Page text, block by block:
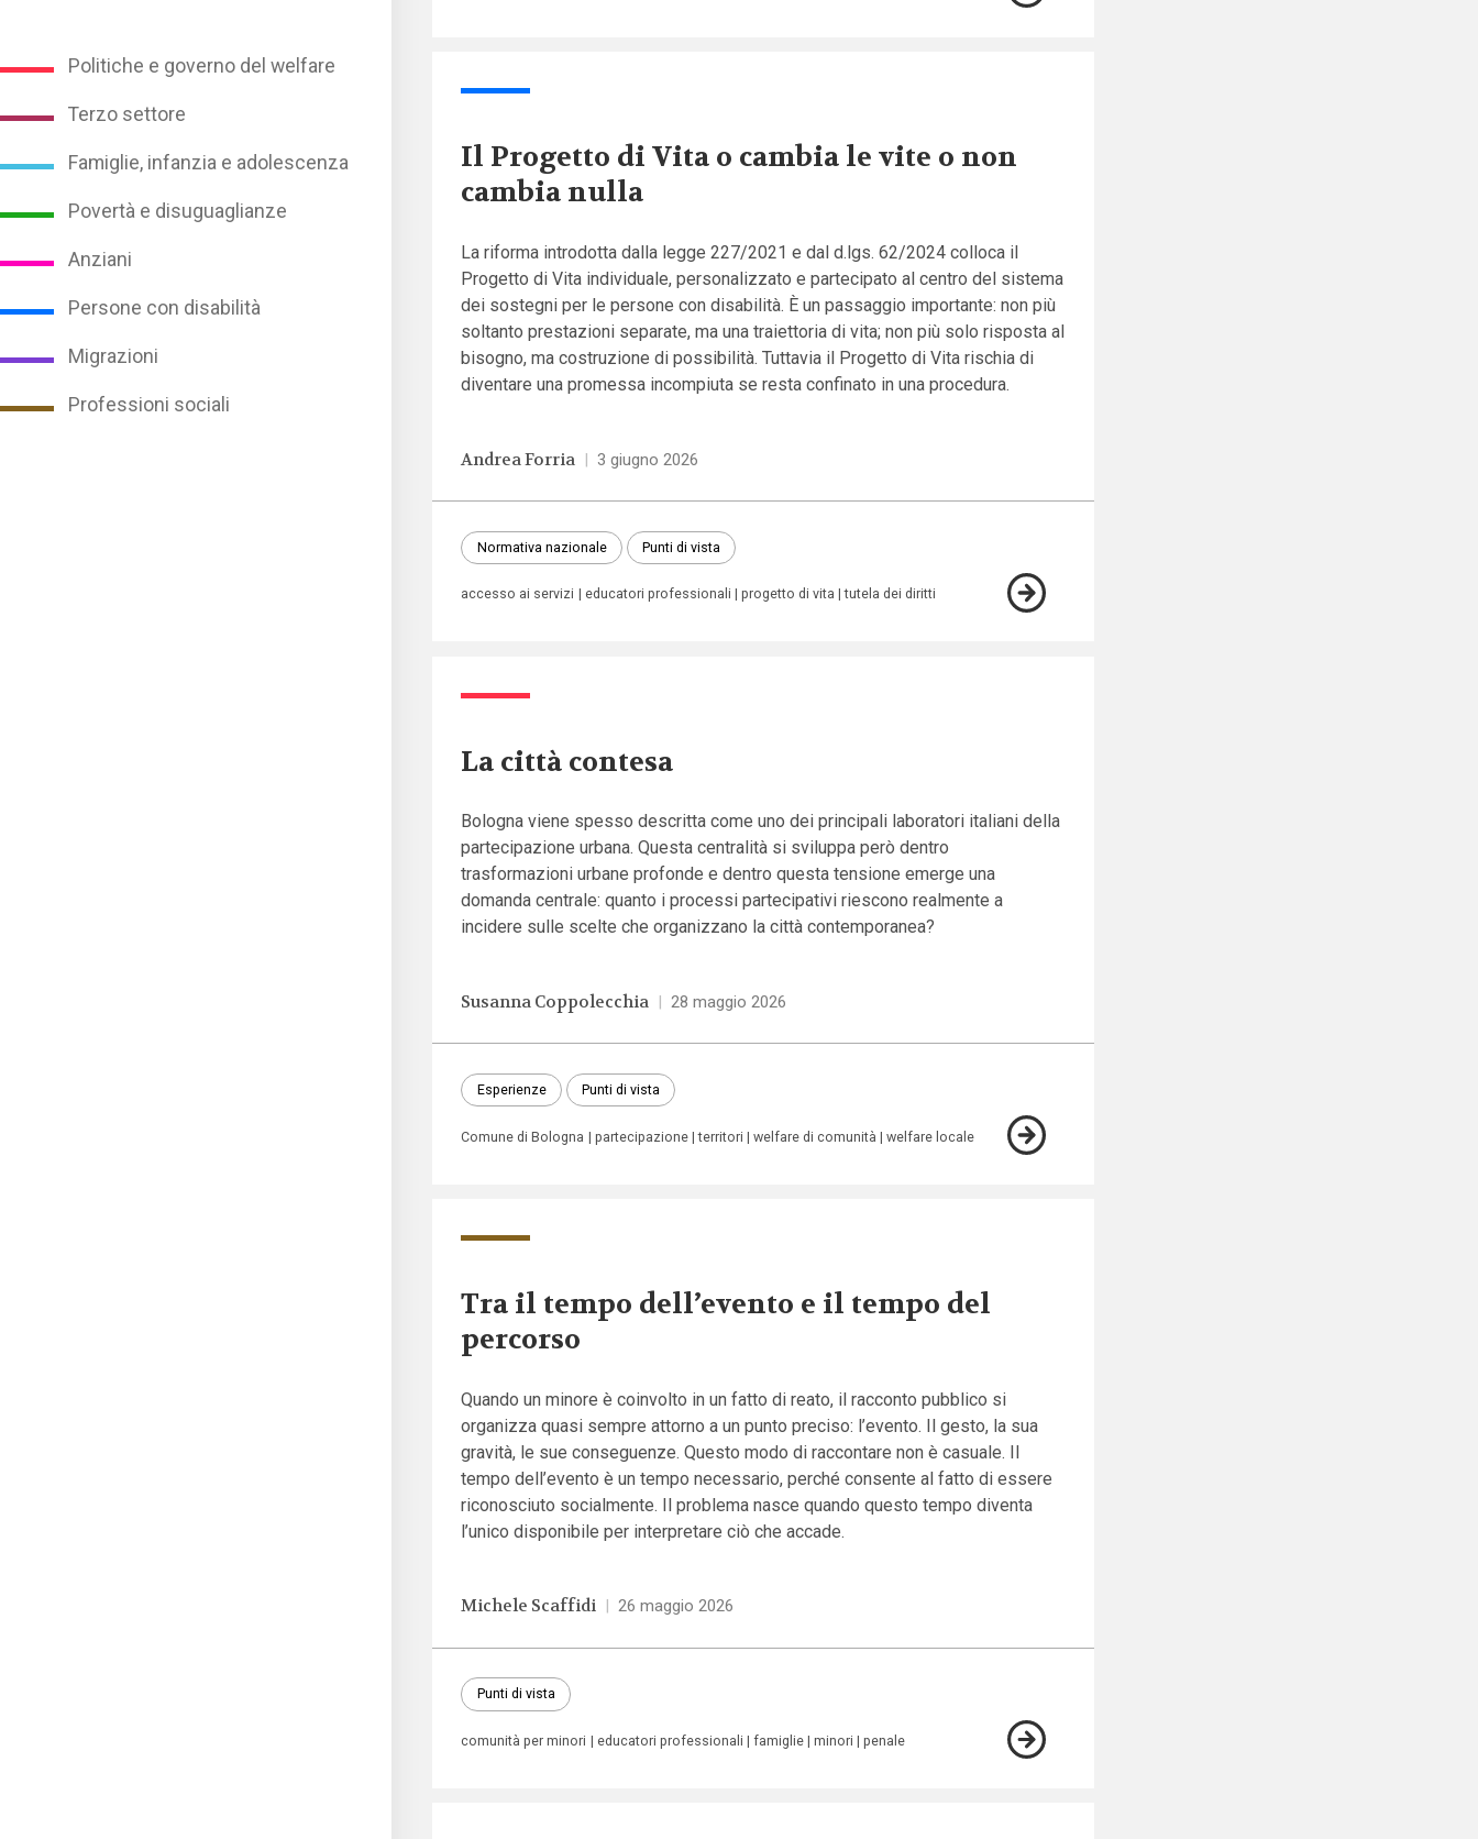
Politiche e governo del welfare
Terzo settore
Famiglie, infanzia e adolescenza
Povertà e disuguaglianze
Anziani
Persone con disabilità
Migrazioni
Professioni sociali
Il Progetto di Vita o cambia le vite o non
cambia nulla
La riforma introdotta dalla legge 227/2021 e dal d.lgs. 62/2024 colloca il
Progetto di Vita individuale, personalizzato e partecipato al centro del sistema
dei sostegni per le persone con disabilità. È un passaggio importante: non più
soltanto prestazioni separate, ma una traiettoria di vita; non più solo risposta al
bisogno, ma costruzione di possibilità. Tuttavia il Progetto di Vita rischia di
diventare una promessa incompiuta se resta confinato in una procedura.
Andrea Forria | 3 giugno 2026
Normativa nazionale Punti di vista
accesso ai servizi educatori professionali progetto di vita tutela dei diritti
La città contesa
Bologna viene spesso descritta come uno dei principali laboratori italiani della
partecipazione urbana. Questa centralità si sviluppa però dentro
trasformazioni urbane profonde e dentro questa tensione emerge una
domanda centrale: quanto i processi partecipativi riescono realmente a
incidere sulle scelte che organizzano la città contemporanea?
Susanna Coppolecchia | 28 maggio 2026
Esperienze Punti di vista
Comune di Bologna partecipazione territori welfare di comunità welfare locale
Tra il tempo dell’evento e il tempo del
percorso
Quando un minore è coinvolto in un fatto di reato, il racconto pubblico si
organizza quasi sempre attorno a un punto preciso: l’evento. Il gesto, la sua
gravità, le sue conseguenze. Questo modo di raccontare non è casuale. Il
tempo dell’evento è un tempo necessario, perché consente al fatto di essere
riconosciuto socialmente. Il problema nasce quando questo tempo diventa
l’unico disponibile per interpretare ciò che accade.
Michele Scaffidi | 26 maggio 2026
Punti di vista
comunità per minori educatori professionali famiglie minori penale